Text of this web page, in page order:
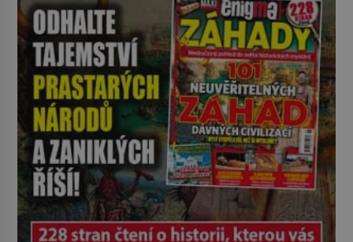
plyšové suvenýry. Kdysi to ale bylo
jinak. Tato veselá podívaná
připomíná jeden z nejpodivnějších
a zároveň nejkrutějších zvyků […]